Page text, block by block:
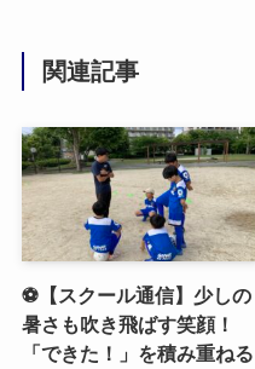
関連記事
⚽️【スクール通信】少しの
暑さも吹き飛ばす笑顔！
「できた！」を積み重ねる